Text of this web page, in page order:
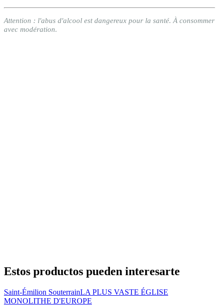
Attention : l'abus d'alcool est dangereux pour la santé. À consommer
avec modération.
Estos productos pueden interesarte
Saint-Émilion SouterrainLA PLUS VASTE ÉGLISE
MONOLITHE D'EUROPE